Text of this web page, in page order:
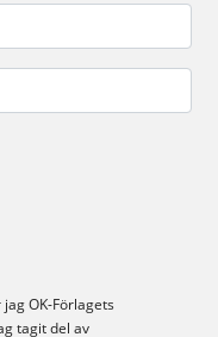
jagOK-Förlagets
tagit del av